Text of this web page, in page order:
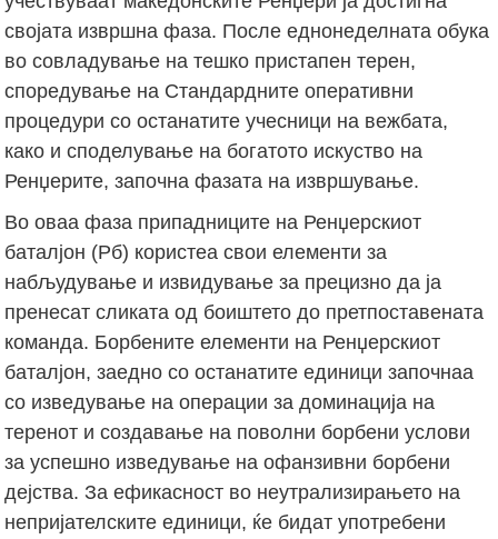
својата извршна фаза. После еднонеделната обука
во совладување на тешко пристапен терен,
споредување на Стандардните оперативни
процедури со останатите учесници на вежбата,
како и споделување на богатото искуство на
Ренџерите, започна фазата на извршување.
Во оваа фаза припадниците на Ренџерскиот
баталјон (Рб) користеа свои елементи за
набљудување и извидување за прецизно да ја
пренесат сликата од боиштето до претпоставената
команда. Борбените елементи на Ренџерскиот
баталјон, заедно со останатите единици започнаа
со изведување на операции за доминација на
теренот и создавање на поволни борбени услови
за успешно изведување на офанзивни борбени
дејства. За ефикасност во неутрализирањето на
непријателските единици, ќе бидат употребени